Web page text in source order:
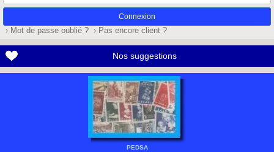
passe
› Mot de passe oublié ? › Pas encore client ?
Nos suggestions
PEDSA